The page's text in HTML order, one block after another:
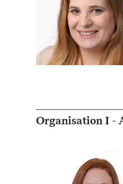
Organisation I -